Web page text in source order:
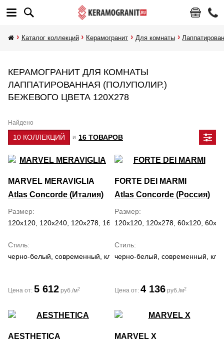
Каталог коллекций Керамогранит Для комнаты
КЕРАМОГРАНИТ ДЛЯ КОМНАТЫ
ЛАППАТИРОВАННАЯ (ПОЛУПОЛИР.)
БЕЖЕВОГО ЦВЕТА 120Х278
Найдено
10 КОЛЛЕКЦИЙ и 16 ТОВАРОВ
MARVEL MERAVIGLIA
Atlas Concorde (Италия)
Размер
120x120, 120x240, 120x278, 160x320, 30x60, 59.5x118.2,
Стиль
черно-белый, современный, классический,
Цена от: 5 612 руб./м2
FORTE DEI MARMI
Atlas Concorde (Россия)
Размер
120x120, 120x278, 60x120,
Стиль
черно-белый, современный,
Цена от: 4 136 руб./м2
AESTHETICA
MARVEL X